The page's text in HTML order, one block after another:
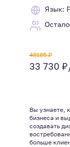
Язык:
48185 ₽
33 730
Вы узнаете,
бизнеса и
создавать
больше